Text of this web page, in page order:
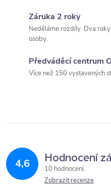
k
y
v
Záruka 2 roky
Neděláme rozdíly. Dva
osoby.
Předváděcí centrum
Více než 150 vystavených
4,6 Hodnocení
10 hodnocení
Zobrazit recenze